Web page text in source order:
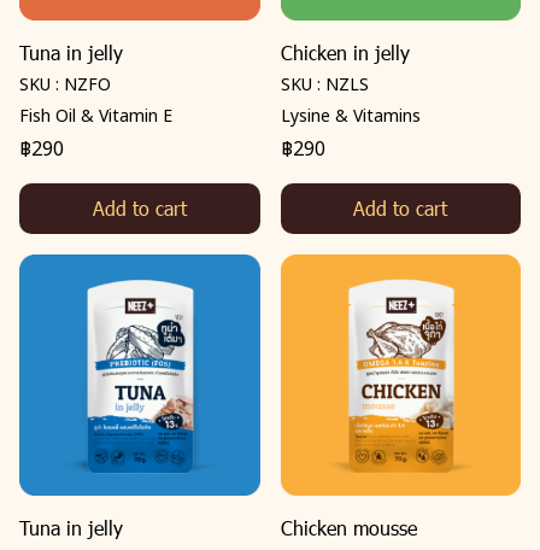
Tuna in jelly
SKU : NZFO
Fish Oil & Vitamin E
฿290
Add to cart
Chicken in jelly
SKU : NZLS
Lysine & Vitamins
฿290
Add to cart
Tuna in jelly
Chicken mousse